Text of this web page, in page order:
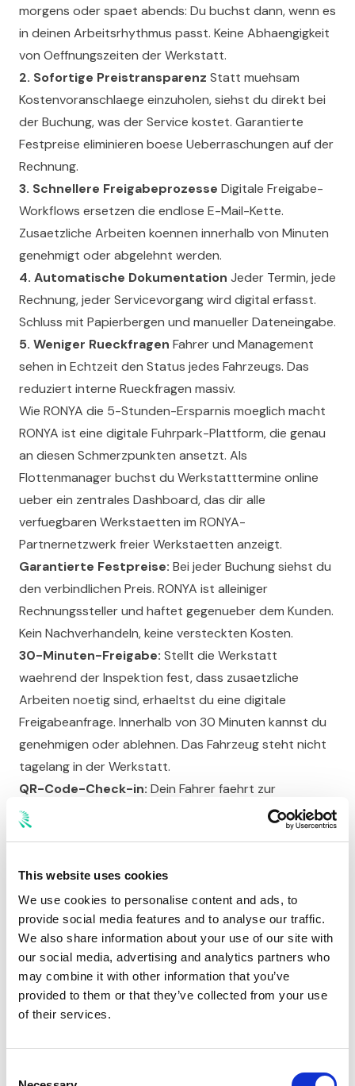
This website uses cookies
We use cookies to personalise content and ads, to
provide social media features and to analyse our traffic.
We also share information about your use of our site with
our social media, advertising and analytics partners who
may combine it with other information that you’ve
provided to them or that they’ve collected from your use
of their services.
morgens oder spaet abends: Du buchst dann, wenn es
in deinen Arbeitsrhythmus passt. Keine Abhaengigkeit
von Oeffnungszeiten der Werkstatt.
2. Sofortige Preistransparenz Statt muehsam
Kostenvoranschlaege einzuholen, siehst du direkt bei
der Buchung, was der Service kostet. Garantierte
Festpreise eliminieren boese Ueberraschungen auf der
Rechnung.
3. Schnellere Freigabeprozesse Digitale Freigabe-
Workflows ersetzen die endlose E-Mail-Kette.
Zusaetzliche Arbeiten koennen innerhalb von Minuten
genehmigt oder abgelehnt werden.
4. Automatische Dokumentation Jeder Termin, jede
Rechnung, jeder Servicevorgang wird digital erfasst.
Schluss mit Papierbergen und manueller Dateneingabe.
5. Weniger Rueckfragen Fahrer und Management
sehen in Echtzeit den Status jedes Fahrzeugs. Das
reduziert interne Rueckfragen massiv.
Wie RONYA die 5-Stunden-Ersparnis moeglich macht
RONYA ist eine digitale Fuhrpark-Plattform, die genau
an diesen Schmerzpunkten ansetzt. Als
Flottenmanager buchst du Werkstatttermine online
ueber ein zentrales Dashboard, das dir alle
verfuegbaren Werkstaetten im RONYA-
Partnernetzwerk freier Werkstaetten anzeigt.
Garantierte Festpreise: Bei jeder Buchung siehst du
den verbindlichen Preis. RONYA ist alleiniger
Rechnungssteller und haftet gegenueber dem Kunden.
Kein Nachverhandeln, keine versteckten Kosten.
30-Minuten-Freigabe: Stellt die Werkstatt
waehrend der Inspektion fest, dass zusaetzliche
Arbeiten noetig sind, erhaeltst du eine digitale
Freigabeanfrage. Innerhalb von 30 Minuten kannst du
genehmigen oder ablehnen. Das Fahrzeug steht nicht
tagelang in der Werkstatt.
QR-Code-Check-in: Dein Fahrer faehrt zur
Werkstatt, scannt den QR-Code und ist eingecheckt.
Kein Papierkram an der Annahme, kein Warten auf den
Automatische Rechnungsstellung:
der Arbeiten erhaeltst du die Rechnung automatisch
digital. Keine manuelle Pruefung, kein Sortieren von
Belegen.
Echtzeit-Dashboard:Du siehst jederzeit, welches
Fahrzeug wo steht, welcher Service laeuft und welche
Termine anstehen.
breites Netzwerk an Partnerwerkstaetten fuer dich als